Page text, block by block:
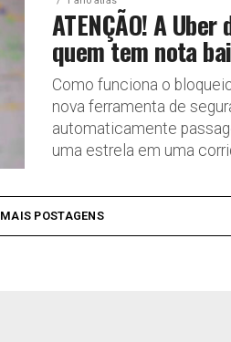
ATENÇÃO! A
quem tem nota
Como funciona o
nova ferramenta de
automaticamente
uma estrela em uma
MAIS POSTAGENS